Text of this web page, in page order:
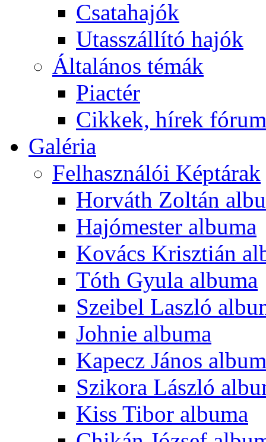
Csatahajók
Utasszállító hajók
Általános témák
Piactér
Cikkek, hírek
Galéria
Felhasználói Képtárak
Horváth Zoltán
Hajómester albuma
Kovács Krisztián
Tóth Gyula albuma
Szeibel Laszló
Johnie albuma
Kapecz János
Szikora László
Kiss Tibor albuma